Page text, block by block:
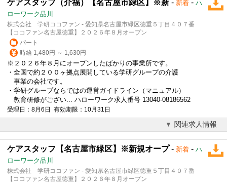
ケアスタッフ（介福）【名古屋市緑区】※新 - 新着 - ハ
ローワーク品川
株式会社 学研ココファン - 愛知県名古屋市緑区徳重５丁目４０７番
【ココファン名古屋徳重】２０２６年８月オープン
パート
時給 1,480円 ～ 1,630円
※２０２６年８月にオープンしたばかりの事業所です。
・全国で約２００ヶ拠点展開している学研グループの介護
事業の会社です。
・学研グループならではの運営ガイドライン（マニュアル）
教育研修がござい... ハローワーク求人番号 13040-08186562
受理日：8月6日 有効期限：10月31日
関連求人情報
ケアスタッフ【名古屋市緑区】※新規オープ- 新着 - ハ
ローワーク品川
株式会社 学研ココファン - 愛知県名古屋市緑区徳重５丁目４０７番
【ココファン名古屋徳重】２０２６年８月オープン